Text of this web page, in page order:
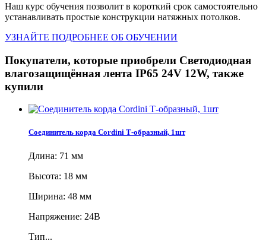
Наш курс обучения позволит в короткий срок самостоятельно
устанавливать простые конструкции натяжных потолков.
УЗНАЙТЕ ПОДРОБНЕЕ ОБ ОБУЧЕНИИ
Покупатели, которые приобрели Светодиодная
влагозащищённая лента IP65 24V 12W, также
купили
Соединитель корда Cordini Т-образный, 1шт
Длина: 71 мм
Высота: 18 мм
Ширина: 48 мм
Напряжение: 24В
Тип...